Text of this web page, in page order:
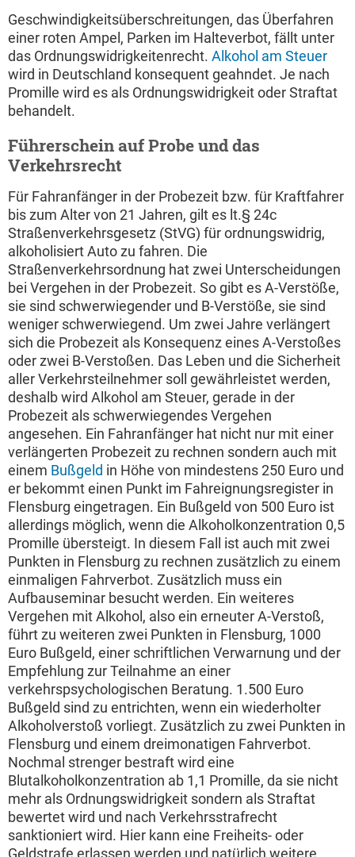
Geschwindigkeitsüberschreitungen, das Überfahren
einer roten Ampel, Parken im Halteverbot, fällt unter
das Ordnungswidrigkeitenrecht. Alkohol am Steuer
wird in Deutschland konsequent geahndet. Je nach
Promille wird es als Ordnungswidrigkeit oder Straftat
behandelt.
Führerschein auf Probe und das
Verkehrsrecht
Für Fahranfänger in der Probezeit bzw. für Kraftfahrer
bis zum Alter von 21 Jahren, gilt es lt.§ 24c
Straßenverkehrsgesetz (StVG) für ordnungswidrig,
alkoholisiert Auto zu fahren. Die
Straßenverkehrsordnung hat zwei Unterscheidungen
bei Vergehen in der Probezeit. So gibt es A-Verstöße,
sie sind schwerwiegender und B-Verstöße, sie sind
weniger schwerwiegend. Um zwei Jahre verlängert
sich die Probezeit als Konsequenz eines A-Verstoßes
oder zwei B-Verstoßen. Das Leben und die Sicherheit
aller Verkehrsteilnehmer soll gewährleistet werden,
deshalb wird Alkohol am Steuer, gerade in der
Probezeit als schwerwiegendes Vergehen
angesehen. Ein Fahranfänger hat nicht nur mit einer
verlängerten Probezeit zu rechnen sondern auch mit
einem Bußgeld in Höhe von mindestens 250 Euro und
er bekommt einen Punkt im Fahreignungsregister in
Flensburg eingetragen. Ein Bußgeld von 500 Euro ist
allerdings möglich, wenn die Alkoholkonzentration 0,5
Promille übersteigt. In diesem Fall ist auch mit zwei
Punkten in Flensburg zu rechnen zusätzlich zu einem
einmaligen Fahrverbot. Zusätzlich muss ein
Aufbauseminar besucht werden. Ein weiteres
Vergehen mit Alkohol, also ein erneuter A-Verstoß,
führt zu weiteren zwei Punkten in Flensburg, 1000
Euro Bußgeld, einer schriftlichen Verwarnung und der
Empfehlung zur Teilnahme an einer
verkehrspsychologischen Beratung. 1.500 Euro
Bußgeld sind zu entrichten, wenn ein wiederholter
Alkoholverstoß vorliegt. Zusätzlich zu zwei Punkten in
Flensburg und einem dreimonatigen Fahrverbot.
Nochmal strenger bestraft wird eine
Blutalkoholkonzentration ab 1,1 Promille, da sie nicht
mehr als Ordnungswidrigkeit sondern als Straftat
bewertet wird und nach Verkehrsstrafrecht
sanktioniert wird. Hier kann eine Freiheits- oder